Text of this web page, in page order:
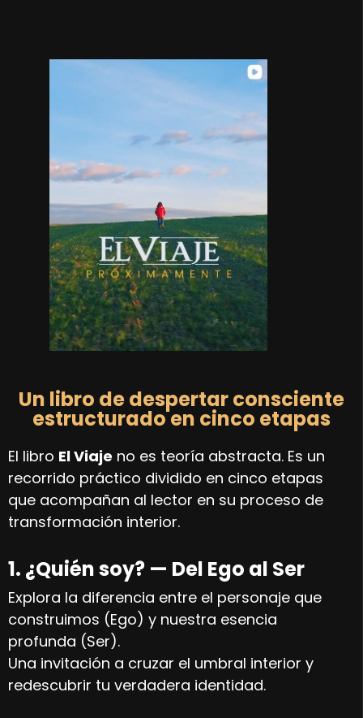
Un libro de despertar consciente
estructurado en cinco etapas
El libro El Viaje no es teoría abstracta. Es un
recorrido práctico dividido en cinco etapas
que acompañan al lector en su proceso de
transformación interior.
1. ¿Quién soy? — Del Ego al Ser
Explora la diferencia entre el personaje que
construimos (Ego) y nuestra esencia
profunda (Ser).
Una invitación a cruzar el umbral interior y
redescubrir tu verdadera identidad.